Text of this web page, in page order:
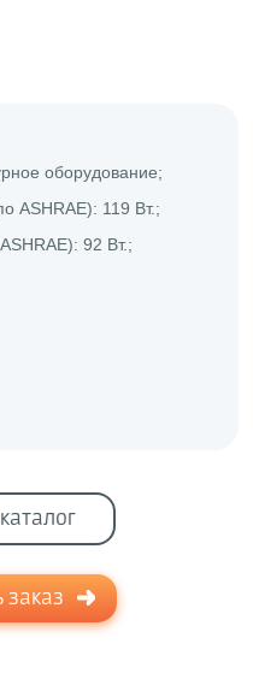
оборудование;
ASHRAE): 119 Вт.;
92 Вт.;